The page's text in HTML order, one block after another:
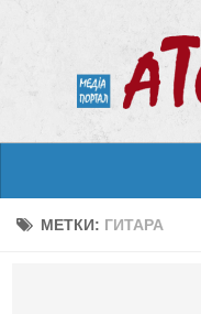
События
МЕТКИ: ГИТАРА